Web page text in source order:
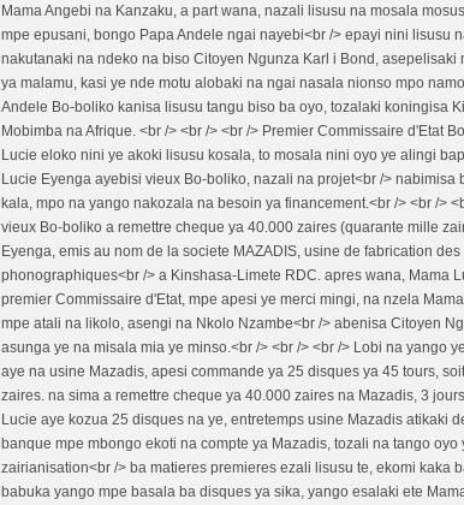
Mama Angebi na Kanzaku, a part wana, nazali lisusu na mosala
mpe epusani, bongo Papa Andele ngai nayebi<br /> epayi nini lisusu
nakutanaki na ndeko na biso Citoyen Ngunza Karl i Bond, asepelisaki
ya malamu, kasi ye nde motu alobaki na ngai nasala nionso mpo
Andele Bo-boliko kanisa lisusu tangu biso ba oyo, tozalaki koningisa
Mobimba na Afrique. <br /> <br /> <br /> Premier Commissaire d'Etat
Lucie eloko nini ye akoki lisusu kosala, to mosala nini oyo ye alingi
Lucie Eyenga ayebisi vieux Bo-boliko, nazali na projet<br /> nabimisa
kala, mpo na yango nakozala na besoin ya financement.<br /> <br />
vieux Bo-boliko a remettre cheque ya 40.000 zaires (quarante mille
Eyenga, emis au nom de la societe MAZADIS, usine de fabrication
phonographiques<br /> a Kinshasa-Limete RDC. apres wana, Mama
premier Commissaire d'Etat, mpe apesi ye merci mingi, na nzela
mpe atali na likolo, asengi na Nkolo Nzambe<br /> abenisa Citoyen
asunga ye na misala mia ye minso.<br /> <br /> <br /> Lobi na yango
aye na usine Mazadis, apesi commande ya 25 disques ya 45 tours,
zaires. na sima a remettre cheque ya 40.000 zaires na Mazadis, 3
Lucie aye kozua 25 disques na ye, entretemps usine Mazadis atikaki
banque mpe mbongo ekoti na compte ya Mazadis, tozali na tango oyo
zairianisation<br /> ba matieres premieres ezali lisusu te, ekomi kaka
babuka yango mpe basala ba disques ya sika, yango esalaki ete